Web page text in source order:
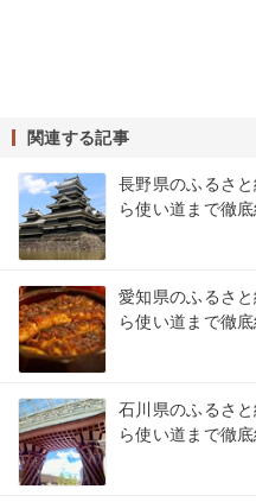
関連する記事
長野県のふるさ
ら使い道まで徹底
愛知県のふるさ
ら使い道まで徹底
石川県のふるさ
ら使い道まで徹底